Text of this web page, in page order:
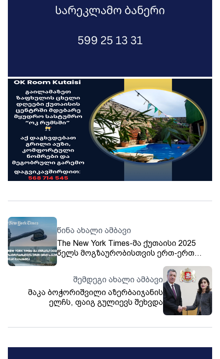
წინა ახალი ამბავი
The New York Times-მა ქუთაისი 2025
წელს მოგზაურობისთვის ერთ-ერთ
შემდეგი ახალი ამბავი
მაკა ბოჭორიშვილი აზერბაიჯანის
ელჩს, ფაიგ გულიევს შეხვდა